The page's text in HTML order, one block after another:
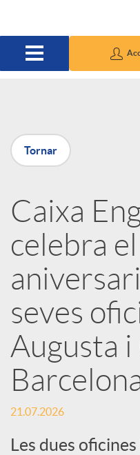
P
u
b
l
i
c
a
d
Tornar
Caixa
celebra
seves
Augusta i
21.07.2026
Les dues